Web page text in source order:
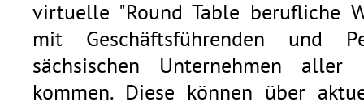
virtuelle "Round Table berufliche
mit Geschäftsführenden und
sächsischen Unternehmen
kommen. Diese können über